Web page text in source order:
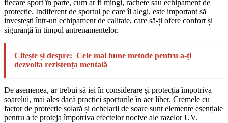
fiecare sport în parte, cum ar fi mingi, rachete sau echipament de
protecție. Indiferent de sportul pe care îl alegi, este important să
investești într-un echipament de calitate, care să-ți ofere confort și
siguranță în timpul antrenamentelor.
Citește și despre: Cele mai bune metode pentru a-ți
dezvolta rezistența mentală
De asemenea, ar trebui să iei în considerare și protecția împotriva
soarelui, mai ales dacă practici sporturile în aer liber. Cremele cu
factor de protecție solară și ochelarii de soare sunt elemente esențiale
pentru a te proteja împotriva efectelor nocive ale razelor UV.